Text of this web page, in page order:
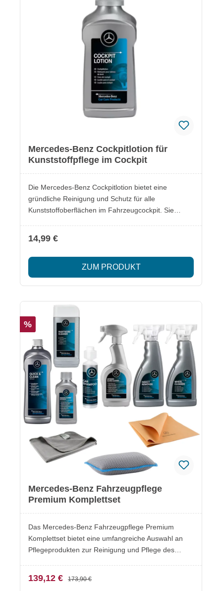
Mercedes-Benz Cockpitlotion für
Kunststoffpflege im Cockpit
Die Mercedes-Benz Cockpitlotion bietet eine
gründliche Reinigung und Schutz für alle
Kunststoffoberflächen im Fahrzeugcockpit. Sie
Flasche Cockpitlotion 250 ml Besonderheiten:
Schützt vor UV-Licht Geruchlos und
wasserabweisend Geeignet für alle
Kunststoffkomponenten im Cockpit
Datenblatt.
14,99 €
ZUM PRODUKT
%
Mercedes-Benz Fahrzeugpflege
Premium Komplettset
Das Mercedes-Benz Fahrzeugpflege Premium
Komplettset bietet eine umfangreiche Auswahl an
Pflegeprodukten zur Reinigung und Pflege des
Felgen. Besonderheiten Umfassende
139,12 € 173,90 €